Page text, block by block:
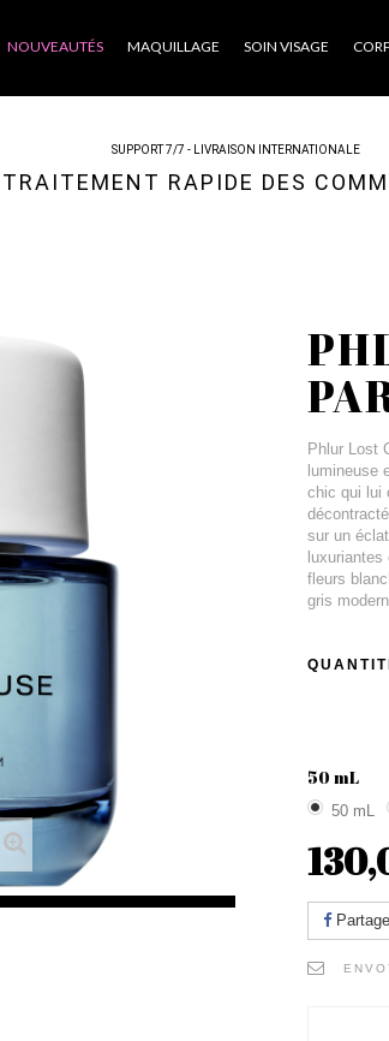
NOUVEAUTÉS MAQUILLAGE SOIN VISAGE
SUPPORT 7/7 - LIVRAISON INTERNATIONALE
TRAITEMENT RAPIDE DES
Phlur Lost
lumineuse
chic qui lui
sur un
fleurs
gris
50 mL
50 mL